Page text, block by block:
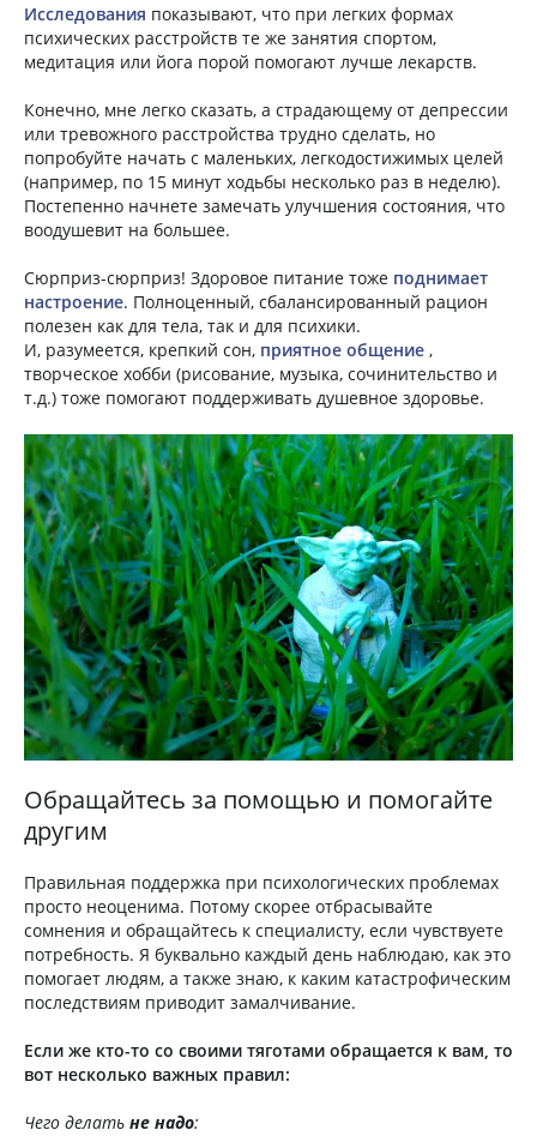
Исследования показывают, что при легких формах
психических расстройств те же занятия спортом,
медитация или йога порой помогают лучше лекарств.
Конечно, мне легко сказать, а страдающему от депрессии
или тревожного расстройства трудно сделать, но
попробуйте начать с маленьких, легкодостижимых целей
(например, по 15 минут ходьбы несколько раз в неделю).
Постепенно начнете замечать улучшения состояния, что
воодушевит на большее.
Сюрприз-сюрприз! Здоровое питание тоже поднимает
настроение. Полноценный, сбалансированный рацион
полезен как для тела, так и для психики.
И, разумеется, крепкий сон, приятное общение ,
творческое хобби (рисование, музыка, сочинительство и
т.д.) тоже помогают поддерживать душевное здоровье.
Обращайтесь за помощью и помогайте
другим
Правильная поддержка при психологических проблемах
просто неоценима. Потому скорее отбрасывайте
сомнения и обращайтесь к специалисту, если чувствуете
потребность. Я буквально каждый день наблюдаю, как это
помогает людям, а также знаю, к каким катастрофическим
последствиям приводит замалчивание.
Если же кто-то со своими тяготами обращается к вам, то
вот несколько важных правил:
Чего делать не надо: